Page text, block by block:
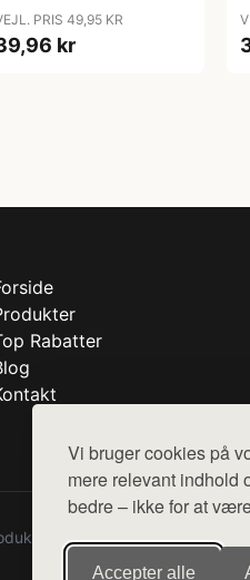
Vi bruger cookies på
mere relevant indhold
bedre – ikke for at
Accepter alle
Dusty Blue
PRIS 49,95 KR
kr
Rabatter
fra diverse webshops.